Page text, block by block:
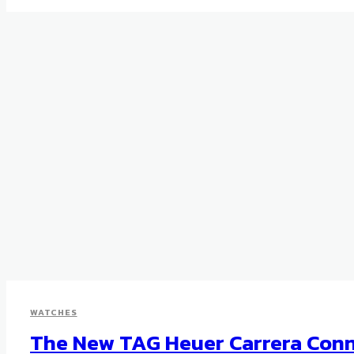
WATCHES
The New TAG Heuer Carrera